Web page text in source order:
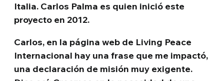
Italia. Carlos Palma es quien inició este
proyecto en 2012.
Carlos, en la página web de Living Peace
Internacional hay una frase que me impactó,
una declaración de misión muy exigente.